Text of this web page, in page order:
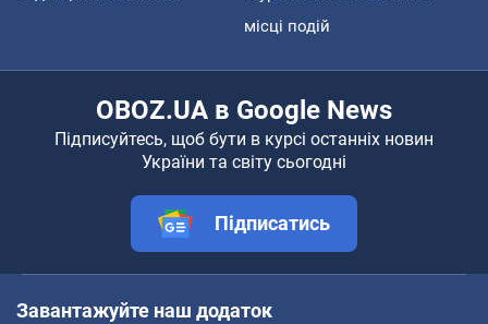
місці подій
OBOZ.UA в Google News
Підписуйтесь, щоб бути в курсі останніх новин
України та світу сьогодні
Підписатись
Завантажуйте наш додаток